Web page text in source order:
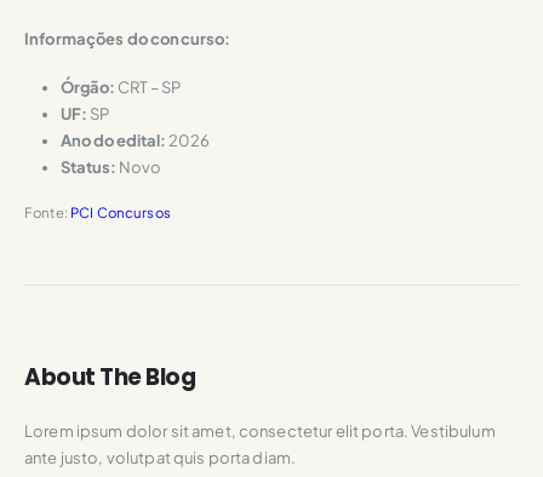
Informações do concurso:
Órgão: CRT – SP
UF: SP
Ano do edital: 2026
Status: Novo
Fonte: PCI Concursos
About The Blog
Lorem ipsum dolor sit amet, consectetur elit porta. Vestibulum
ante justo, volutpat quis porta diam.